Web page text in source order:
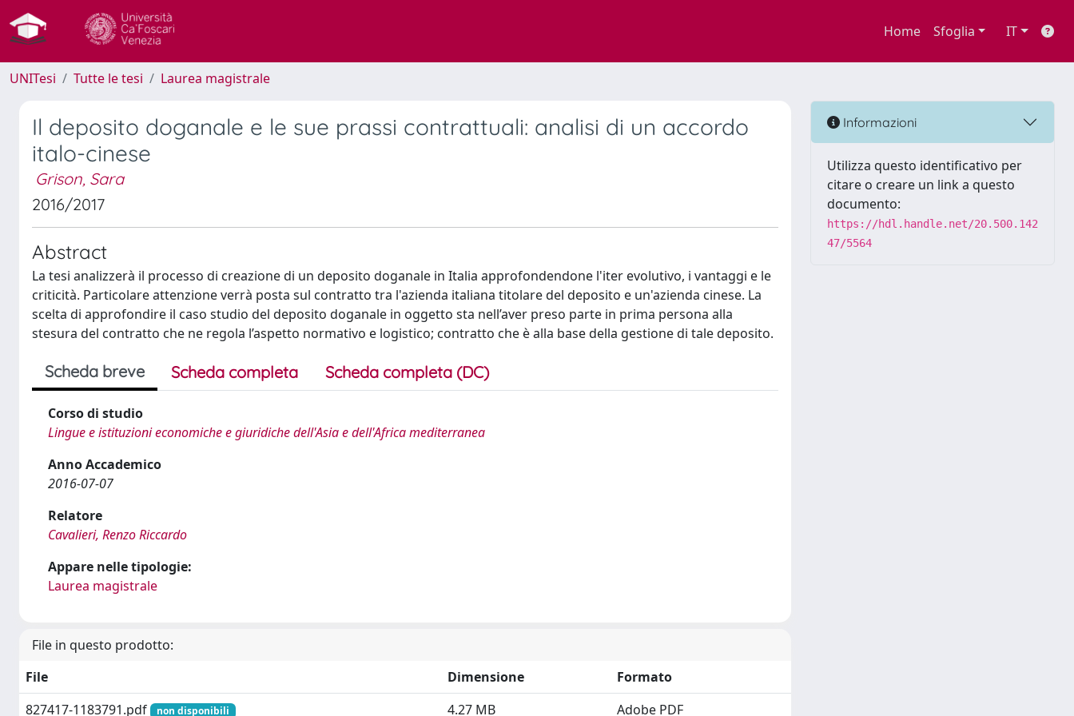
Home Sfoglia IT
UNITesi Tutte le tesi Laurea magistrale
Il deposito doganale e le sue prassi contrattuali: analisi di un accordo
italo-cinese
Grison, Sara
2016/2017
Abstract
La tesi analizzerà il processo di creazione di un deposito doganale in Italia approfondendone l'iter evolutivo, i vantaggi e le
criticità. Particolare attenzione verrà posta sul contratto tra l'azienda italiana titolare del deposito e un'azienda cinese. La
scelta di approfondire il caso studio del deposito doganale in oggetto sta nell’aver preso parte in prima persona alla
stesura del contratto che ne regola l’aspetto normativo e logistico; contratto che è alla base della gestione di tale deposito.
Scheda breve Scheda completa Scheda completa (DC)
Corso di studio
Lingue e istituzioni economiche e giuridiche dell'Asia e dell'Africa mediterranea
Anno Accademico
2016-07-07
Relatore
Cavalieri, Renzo Riccardo
Appare nelle tipologie:
Laurea magistrale
File in questo prodotto:
File
Dimensione
Formato
827417-1183791.pdf
non disponibili 4.27 MB Adobe PDF
Informazioni
Utilizza questo identificativo per
citare o creare un link a questo
documento:
https://hdl.handle.net/20.500.142
47/5564